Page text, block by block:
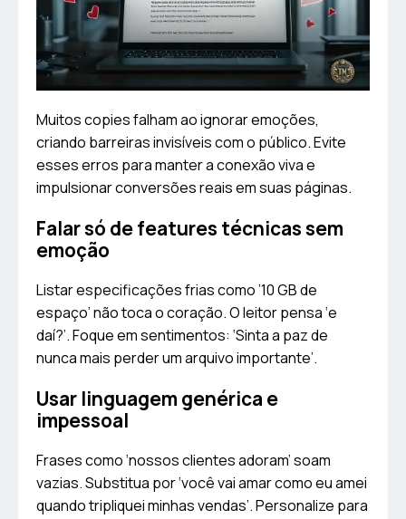
Muitos copies falham ao ignorar emoções,
criando barreiras invisíveis com o público. Evite
esses erros para manter a conexão viva e
impulsionar conversões reais em suas páginas.
Falar só de features técnicas sem
emoção
Listar especificações frias como ’10 GB de
espaço’ não toca o coração. O leitor pensa ‘e
daí?’. Foque em sentimentos: ‘Sinta a paz de
nunca mais perder um arquivo importante’.
Usar linguagem genérica e
impessoal
Frases como ‘nossos clientes adoram’ soam
vazias. Substitua por ‘você vai amar como eu amei
quando tripliquei minhas vendas’. Personalize para